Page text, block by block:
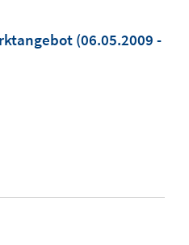
(06.05.2009 -